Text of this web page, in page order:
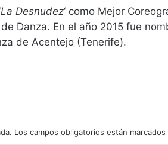
La Desnudez‘ como Mejor
Danza. En el año 2015 fue
de Acentejo (Tenerife).
Los campos obligatorios están marcados